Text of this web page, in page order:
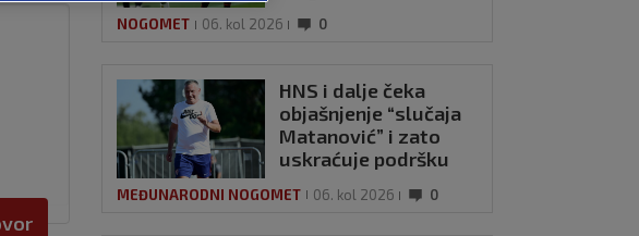
NOGOMET 06. kol 2026 0
HNS i dalje čeka
objašnjenje “slučaja
Matanović” i zato
uskraćuje podršku
MEĐUNARODNI NOGOMET 06. kol 2026 0